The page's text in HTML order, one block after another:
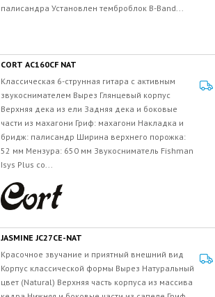
палисандра Установлен темброблок B-Band...
CORT AC160CF NAT
Классическая 6-струнная гитара с активным
звукоснимателем Вырез Глянцевый корпус
Верхняя дека из ели Задняя дека и боковые
части из махагони Гриф: махагони Накладка и
бридж: палисандр Ширина верхнего порожка:
52 мм Мензура: 650 мм Звукосниматель Fishman
Isys Plus со...
JASMINE JC27CE-NAT
Красочное звучание и приятный внешний вид
Корпус классической формы Вырез Натуральный
цвет (Natural) Верхняя часть корпуса из массива